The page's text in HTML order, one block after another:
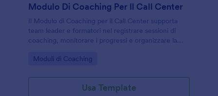
Modulo Di Coaching Per Il Call Center
Il Modulo di Coaching per il Call Center supporta
team leader e formatori nel registrare sessioni di
coaching, monitorare i progressi e organizzare la
Go to Category:
Moduli di Coaching
Usa Template